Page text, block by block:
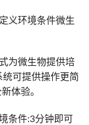
义环境条件微生
为微生物提供培
可提供操作更简
体验。
条件:3分钟即可